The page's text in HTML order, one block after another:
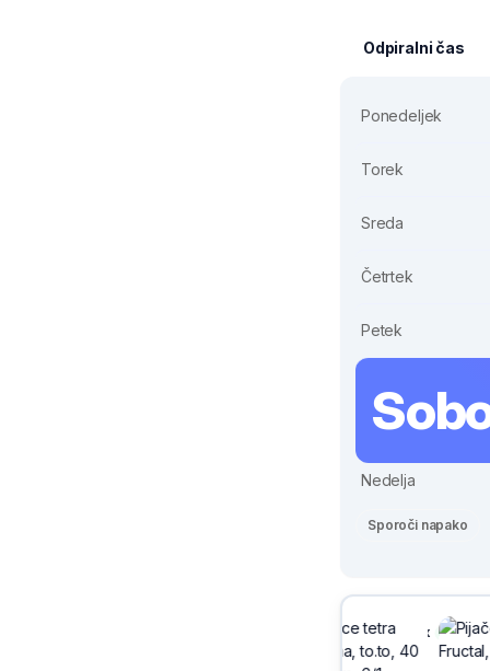
Odpiralni čas
Ponedeljek
Torek
Sreda
Četrtek
Petek
Nedelja
Sporoči napako
Sivix